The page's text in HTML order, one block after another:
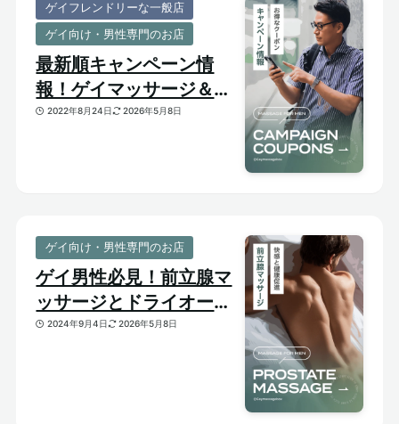
ゲイフレンドリーな一般店
ゲイ向け・男性専門のお店
最新順キャンペーン情
報！ゲイマッサージ＆メ
ンズ向けサロンのお得割
2022年8月24日 2026年5月8日
ゲイ向け・男性専門のお店
ゲイ男性必見！前立腺マ
ッサージとドライオーガ
ズム【はじめての前立腺
2024年9月4日 2026年5月8日